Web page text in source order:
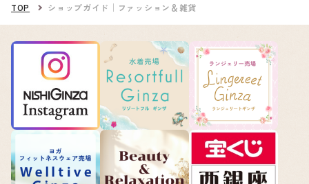
TOP ショップガイド│ファッション＆雑貨